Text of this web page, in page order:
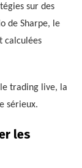
sur des
de Sharpe, le
calculées
trading live, la
sérieux.
les